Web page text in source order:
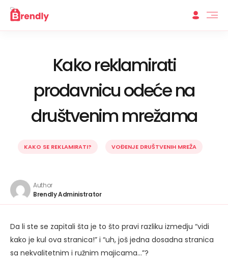
Kako reklamirati
prodavnicu odeće na
društvenim mrežama
KAKO SE REKLAMIRATI? VOĐENJE DRUŠTVENIH MREŽA
Author
Brendly Administrator
Da li ste se zapitali šta je to što pravi razliku izmedju “vidi
kako je kul ova stranica!” i “uh, još jedna dosadna stranica
sa nekvalitetnim i ružnim majicama…”?